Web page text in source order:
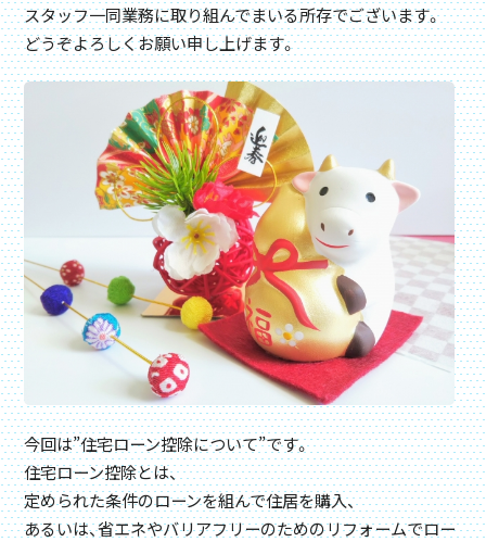
スタッフ一同業務に取り組んでまいる所存でございます。
どうぞよろしくお願い申し上げます。
今回は”住宅ローン控除について”です。
住宅ローン控除とは、
定められた条件のローンを組んで住居を購入、
あるいは、省エネやバリアフリーのためのリフォームでロー